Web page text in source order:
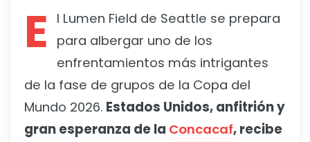
E
l Lumen Field de Seattle se prepara
para albergar uno de los
enfrentamientos más intrigantes
de la fase de grupos de la Copa del
Mundo 2026. Estados Unidos, anfitrión y
gran esperanza de la Concacaf, recibe